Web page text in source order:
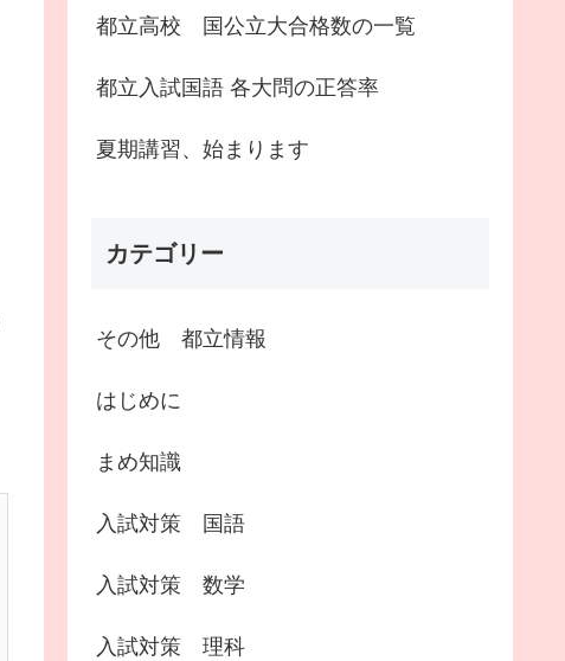
都立高校 国公立大合格数の一覧
都立入試国語 各大問の正答率
夏期講習、始まります
カテゴリー
その他 都立情報
はじめに
まめ知識
入試対策 国語
入試対策 数学
入試対策 理科